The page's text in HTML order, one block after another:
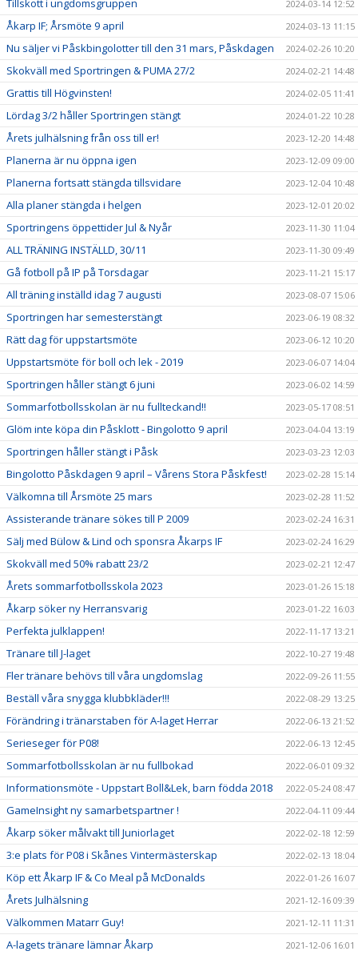
Tillskott i ungdomsgruppen 2024-03-14 12:52
Åkarp IF; Årsmöte 9 april 2024-03-13 11:15
Nu säljer vi Påskbingolotter till den 31 mars, Påskdagen 2024-02-26 10:20
Skokväll med Sportringen & PUMA 27/2 2024-02-21 14:48
Grattis till Högvinsten! 2024-02-05 11:41
Lördag 3/2 håller Sportringen stängt 2024-01-22 10:28
Årets julhälsning från oss till er! 2023-12-20 14:48
Planerna är nu öppna igen 2023-12-09 09:00
Planerna fortsatt stängda tillsvidare 2023-12-04 10:48
Alla planer stängda i helgen 2023-12-01 20:02
Sportringens öppettider Jul & Nyår 2023-11-30 11:04
ALL TRÄNING INSTÄLLD, 30/11 2023-11-30 09:49
Gå fotboll på IP på Torsdagar 2023-11-21 15:17
All träning inställd idag 7 augusti 2023-08-07 15:06
Sportringen har semesterstängt 2023-06-19 08:32
Rätt dag för uppstartsmöte 2023-06-12 10:20
Uppstartsmöte för boll och lek - 2019 2023-06-07 14:04
Sportringen håller stängt 6 juni 2023-06-02 14:59
Sommarfotbollsskolan är nu fullteckand!! 2023-05-17 08:51
Glöm inte köpa din Påsklott - Bingolotto 9 april 2023-04-04 13:19
Sportringen håller stängt i Påsk 2023-03-23 12:03
Bingolotto Påskdagen 9 april – Vårens Stora Påskfest! 2023-02-28 15:14
Välkomna till Årsmöte 25 mars 2023-02-28 11:52
Assisterande tränare sökes till P 2009 2023-02-24 16:31
Sälj med Bülow & Lind och sponsra Åkarps IF 2023-02-24 16:29
Skokväll med 50% rabatt 23/2 2023-02-21 12:47
Årets sommarfotbollsskola 2023 2023-01-26 15:18
Åkarp söker ny Herransvarig 2023-01-22 16:03
Perfekta julklappen! 2022-11-17 13:21
Tränare till J-laget 2022-10-27 19:48
Fler tränare behövs till våra ungdomslag 2022-09-26 11:55
Beställ våra snygga klubbkläder!!! 2022-08-29 13:25
Förändring i tränarstaben för A-laget Herrar 2022-06-13 21:52
Serieseger för P08! 2022-06-13 12:45
Sommarfotbollsskolan är nu fullbokad 2022-06-01 09:32
Informationsmöte - Uppstart Boll&Lek, barn födda 2018 2022-05-24 08:47
GameInsight ny samarbetspartner ! 2022-04-11 09:44
Åkarp söker målvakt till Juniorlaget 2022-02-18 12:59
3:e plats för P08 i Skånes Vintermästerskap 2022-02-13 18:04
Köp ett Åkarp IF & Co Meal på McDonalds 2022-01-26 16:07
Årets Julhälsning 2021-12-16 09:39
Välkommen Matarr Guy! 2021-12-11 11:31
A-lagets tränare lämnar Åkarp 2021-12-06 16:01